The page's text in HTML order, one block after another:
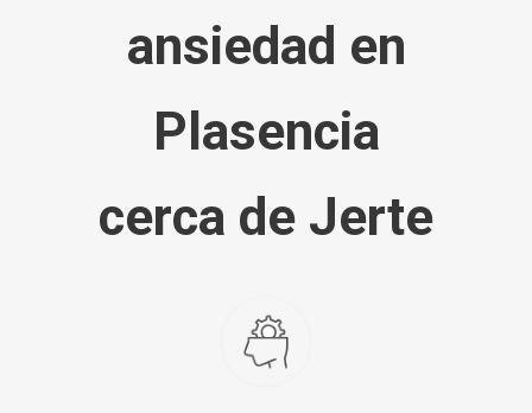
ansiedad en
Plasencia
cerca de Jerte